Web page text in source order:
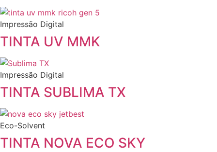
Impressão Digital
TINTA UV MMK
Impressão Digital
TINTA SUBLIMA TX
Eco-Solvent
TINTA NOVA ECO SKY